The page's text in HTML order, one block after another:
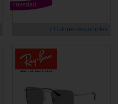
novedad
7 Colores disponibles